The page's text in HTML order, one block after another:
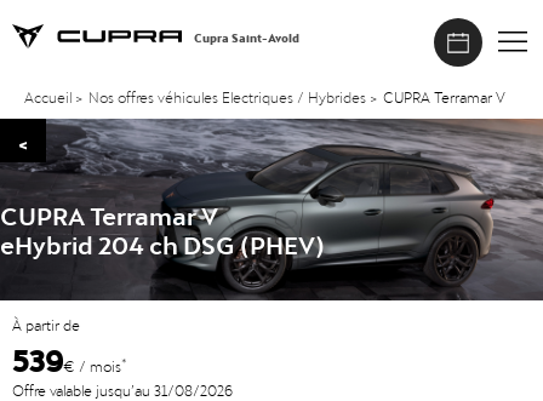
Cupra Saint-Avold
Accueil > Nos offres véhicules Electriques / Hybrides > CUPRA Terramar V
<
CUPRA Terramar V
eHybrid 204 ch DSG (PHEV)
À partir de
539€ / mois*
Offre valable jusqu’au 31/08/2026